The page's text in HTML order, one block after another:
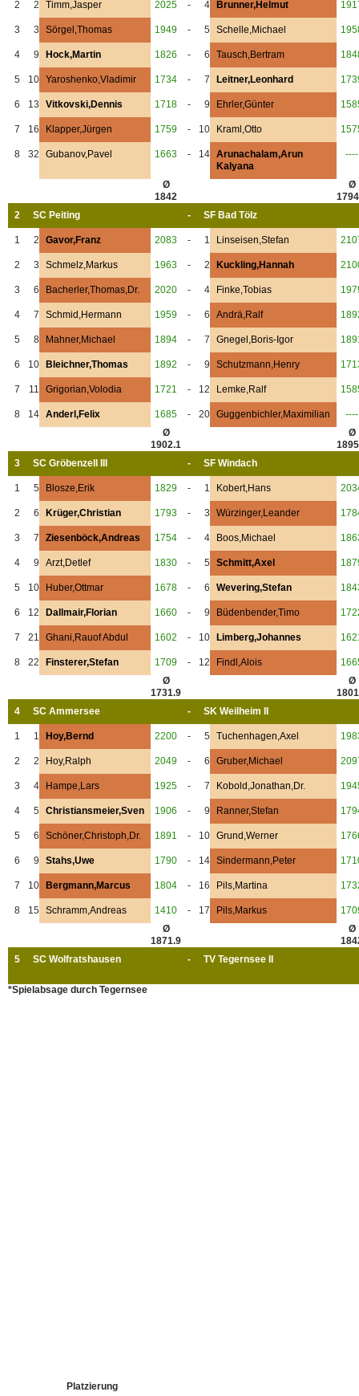
2 2 Timm,Jasper 2025 - 4 Brunner,Helmut
3 3 Sörgel,Thomas 1949 - 5 Schelle,Michael
4 9 Hock,Martin 1826 - 6 Tausch,Bertram
5 10 Yaroshenko,Vladimir 1734 - 7 Leitner,Leonhard
6 13 Vitkovski,Dennis 1718 - 9 Ehrler,Günter
7 16 Klapper,Jürgen 1759 - 10 Kraml,Otto
8 32 Gubanov,Pavel 1663 - 14 Arunachalam,Arun
Kalyana
----
Ø
1842
Ø
2
SC Peiting - SF Bad Tölz
1 2 Gavor,Franz 2083 - 1 Linseisen,Stefan
2 3 Schmelz,Markus 1963 - 2 Kuckling,Hannah
3 6 Bacherler,Thomas,Dr. 2020 - 4 Finke,Tobias
4 7 Schmid,Hermann 1959 - 6 Andrä,Ralf
5 8 Mahner,Michael 1894 - 7 Gnegel,Boris-Igor
6 10 Bleichner,Thomas 1892 - 9 Schutzmann,Henry
7 11 Grigorian,Volodia 1721 - 12 Lemke,Ralf
8 14 Anderl,Felix 1685 - 20 Guggenbichler,Maximilian
----
Ø
1902.1
Ø
3
SC Gröbenzell III - SF Windach
1 5 Blosze,Erik 1829 - 1 Kobert,Hans
2 6 Krüger,Christian 1793 - 3 Würzinger,Leander
3 7 Ziesenböck,Andreas 1754 - 4 Boos,Michael
4 9 Arzt,Detlef 1830 - 5 Schmitt,Axel
5 10 Huber,Ottmar 1678 - 6 Wevering,Stefan
6 12 Dallmair,Florian 1660 - 9 Büdenbender,Timo
7 21 Ghani,Rauof Abdul 1602 - 10 Limberg,Johannes
8 22 Finsterer,Stefan 1709 - 12 Findl,Alois
Ø
1731.9
Ø
4
SC Ammersee - SK Weilheim II
1 1 Hoy,Bernd 2200 - 5 Tuchenhagen,Axel
2 2 Hoy,Ralph 2049 - 6 Gruber,Michael
3 4 Hampe,Lars 1925 - 7 Kobold,Jonathan,Dr.
4 5 Christiansmeier,Sven 1906 - 9 Ranner,Stefan
5 6 Schöner,Christoph,Dr. 1891 - 10 Grund,Werner
6 9 Stahs,Uwe 1790 - 14 Sindermann,Peter
7 10 Bergmann,Marcus 1804 - 16 Pils,Martina
8 15 Schramm,Andreas 1410 - 17 Pils,Markus
Ø
1871.9
Ø
5
SC Wolfratshausen - TV Tegernsee II
*Spielabsage durch Tegernsee
Platzierung